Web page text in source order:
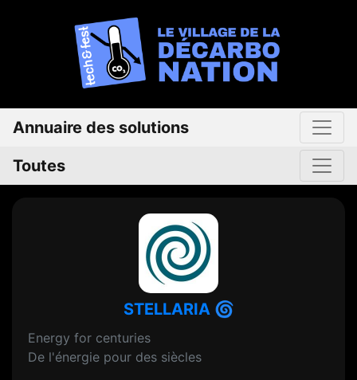
Annuaire des solutions
Toutes
STELLARIA 🌀
Energy for centuries
De l'énergie pour des siècles